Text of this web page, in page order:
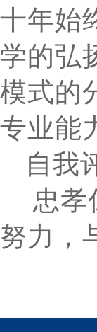
十年始
学的弘
模式的
专业能
自我
忠孝
努力，